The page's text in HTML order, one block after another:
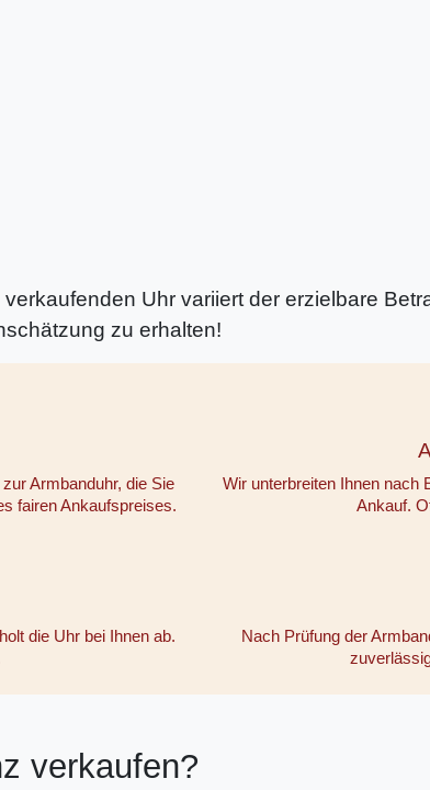
Uhr variiert der erzielbare
zu erhalten!
Armbanduhr, die Sie
fairen Ankaufspreises.
Wir unterbreiten Ihnen nach
Ankauf.
die Uhr bei Ihnen ab.
Nach Prüfung der
verkaufen?